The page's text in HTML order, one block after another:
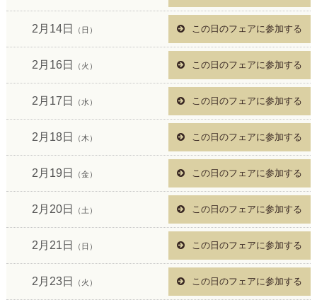
2月14日 （日） この日のフェアに参加する
2月16日 （火） この日のフェアに参加する
2月17日 （水） この日のフェアに参加する
2月18日 （木） この日のフェアに参加する
2月19日 （金） この日のフェアに参加する
2月20日 （土） この日のフェアに参加する
2月21日 （日） この日のフェアに参加する
2月23日 （火） この日のフェアに参加する